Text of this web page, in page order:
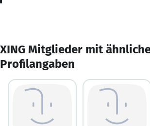
XING Mitglieder mit
Profilangaben